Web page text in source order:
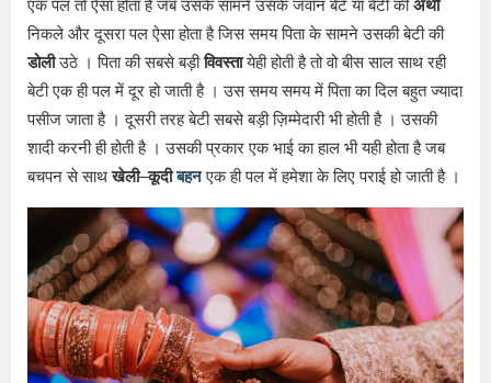
एक पल तो ऐसा होता है जब उसके सामने उसके जवान बेटे या बेटी कीअर्थी
निकले और दूसरा पल ऐसा होता है जिस समय पिता के सामने उसकी बेटी की
डोलीउठे । पिता की सबसे बड़ीविवस्तायेही होती है तो वो बीस साल साथ रही
बेटी एक ही पल में दूर हो जाती है । उस समय समय में पिता का दिल बहुत ज्यादा
पसीज जाता है । दूसरी तरह बेटी सबसे बड़ी ज़िम्मेदारी भी होती है । उसकी
शादी करनी ही होती है । उसकी प्रकार एक भाई का हाल भी यही होता है जब
बचपन से साथखेली–कूदीबहनएक ही पल में हमेशा के लिए पराई हो जाती है ।